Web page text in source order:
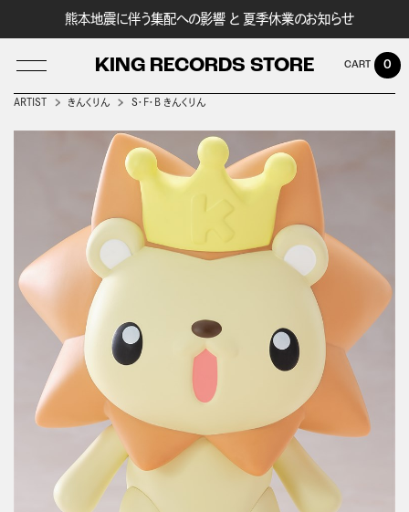
熊本地震に伴う集配への影響 と 夏季休業のお知らせ
KING RECORDS STORE 0
ARTIST きんくりん S・F・B きんくりん